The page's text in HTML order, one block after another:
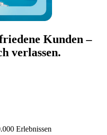
Kunden –
verlassen.
Erlebnissen